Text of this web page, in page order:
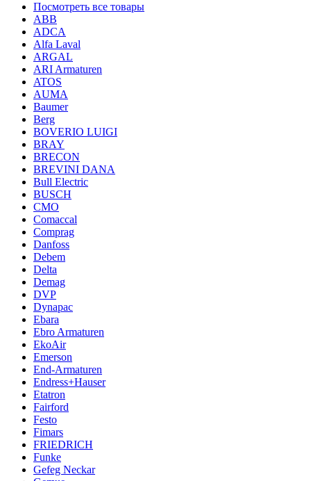
Посмотреть все товары
ABB
ADCA
Alfa Laval
ARGAL
ARI Armaturen
ATOS
AUMA
Baumer
Berg
BOVERIO LUIGI
BRAY
BRECON
BREVINI DANA
Bull Electric
BUSCH
CMO
Comaccal
Comprag
Danfoss
Debem
Delta
Demag
DVP
Dynapac
Ebara
Ebro Armaturen
EkoAir
Emerson
End-Armaturen
Endress+Hauser
Etatron
Fairford
Festo
Fimars
FRIEDRICH
Funke
Gefeg Neckar